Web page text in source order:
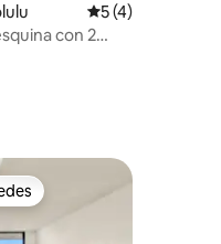
Calificación
5 (4)
con 2
entre huéspedes